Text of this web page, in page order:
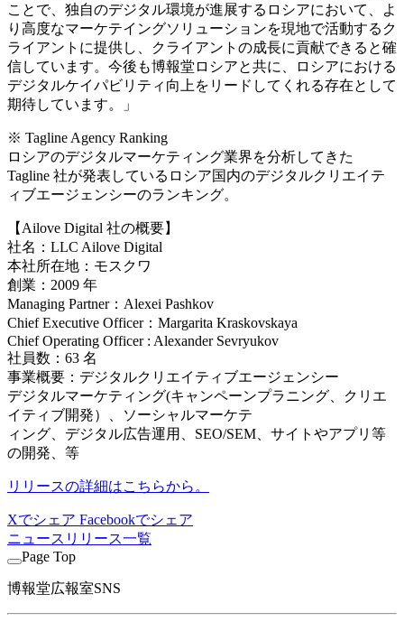
ことで、独自のデジタル環境が進展するロシアにおいて、よ
り高度なマーケテイングソリューションを現地で活動するク
ライアントに提供し、クライアントの成長に貢献できると確
信しています。今後も博報堂ロシアと共に、ロシアにおける
デジタルケイパビリティ向上をリードしてくれる存在として
期待しています。」
※ Tagline Agency Ranking
ロシアのデジタルマーケティング業界を分析してきた
Tagline 社が発表しているロシア国内のデジタルクリエイテ
ィブエージェンシーのランキング。
【Ailove Digital 社の概要】
社名：LLC Ailove Digital
本社所在地：モスクワ
創業：2009 年
Managing Partner：Alexei Pashkov
Chief Executive Officer：Margarita Kraskovskaya
Chief Operating Officer : Alexander Sevryukov
社員数：63 名
事業概要：デジタルクリエイティブエージェンシー
デジタルマーケティング(キャンペーンプラニング、クリエ
イティブ開発）、ソーシャルマーケテ
ィング、デジタル広告運用、SEO/SEM、サイトやアプリ等
の開発、等
リリースの詳細はこちらから。
Xでシェア Facebookでシェア
ニュースリリース一覧
Page Top
博報堂広報室SNS